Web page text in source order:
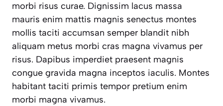
morbi risus curae. Dignissim lacus massa
mauris enim mattis magnis senectus montes
mollis taciti accumsan semper blandit nibh
aliquam metus morbi cras magna vivamus per
risus. Dapibus imperdiet praesent magnis
congue gravida magna inceptos iaculis. Montes
habitant taciti primis tempor pretium enim
morbi magna vivamus.